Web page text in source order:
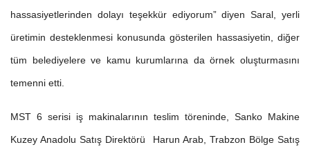
hassasiyetlerinden dolayı teşekkür ediyorum” diyen Saral, yerli
üretimin desteklenmesi konusunda gösterilen hassasiyetin, diğer
tüm belediyelere ve kamu kurumlarına da örnek oluşturmasını
temenni etti.
MST 6 serisi iş makinalarının teslim töreninde, Sanko Makine
Kuzey Anadolu Satış Direktörü Harun Arab, Trabzon Bölge Satış